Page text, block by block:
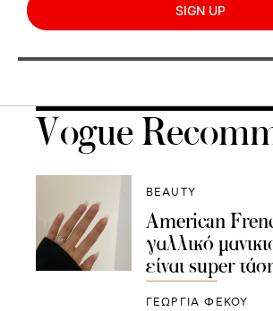
SIGN UP
Vogue
BEAUTY
American
γαλλικό
είναι super
ΓΕΩΡΓΙΑ ΦΕΚΟΥ